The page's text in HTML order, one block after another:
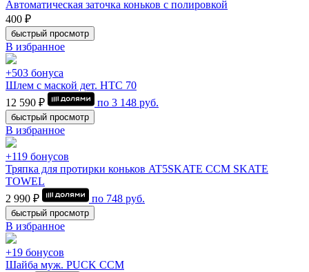
Автоматическая заточка коньков с полировкой
400 ₽
быстрый просмотр
В избранное
+503 бонуса
Шлем с маской дет. HTC 70
12 590 ₽
по 3 148 руб.
быстрый просмотр
В избранное
+119 бонусов
Тряпка для протирки коньков AT5SKATE CCM SKATE
TOWEL
2 990 ₽
по 748 руб.
быстрый просмотр
В избранное
+19 бонусов
Шайба муж. PUCK CCM